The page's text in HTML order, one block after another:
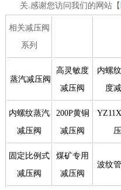
关.感谢您访问我们的网站【
相关减压阀
系列
蒸汽减压阀
高灵敏度
减压阀
内螺
度
内螺纹蒸汽
减压阀
200P黄铜
减压阀
固定比例式
减压阀
煤矿专用
减压阀
波纹